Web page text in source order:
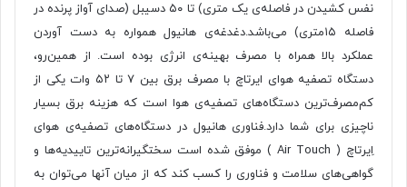
نفس کشیدن در فاصله‌ی یک متری) تا ۵۰ دسیبل (صدای آواز پرنده در
فاصله ۱۵متری) می‌باشد.دغدغه‌ی هانیول همواره به دست آوردن
عملکرد بالا همراه با مصرف بهینه‌ی انرژی بوده است. از همین‌رو،
دستگاه تصفیه هوای ایرتاچ با مصرف برق بین ۷ تا ۵۲ وات یکی از
کم‌مصرف‌ترین دستگاه‌های تصفیه‌ی هوا است که هزینه برق بسیار
ناچیزی برای شما دارد.فناوری هانیول در دستگاه‌های تصفیه‌ی هوای
اِیرتاچ ( Air Touch ) موفق شده است سختگیرانه‌ترین تاییدیه‌ها و
گواهی‌های سلامت و فناوری را کسب کند که از میان آنها می‌توان به